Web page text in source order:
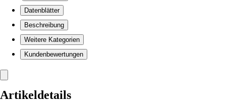
Datenblätter
Beschreibung
Weitere Kategorien
Kundenbewertungen
Artikeldetails